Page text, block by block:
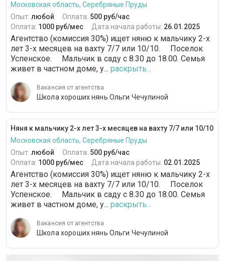
Московская область, Серебряные Пруды
Опыт: любой Оплата: 500 руб/час
Оплата: 1000 руб/мес Дата начала работы: 26.01.2025
Агентство (комиссия 30%) ищет няню к мальчику 2-х
лет 3-х месяцев на вахту 7/7 или 10/10. ⠀ Поселок
Успенское. ⠀ Мальчик в саду с 8.30 до 18.00. Семья
живет в частном доме, у... раскрыть...
Вакансия от агентства
Школа хороших нянь Ольги Чечулиной
Няня к мальчику 2-х лет 3-х месяцев на вахту 7/7 или 10/10
Московская область, Серебряные Пруды
Опыт: любой Оплата: 500 руб/час
Оплата: 1000 руб/мес Дата начала работы: 02.01.2025
Агентство (комиссия 30%) ищет няню к мальчику 2-х
лет 3-х месяцев на вахту 7/7 или 10/10. ⠀ Поселок
Успенское. ⠀ Мальчик в саду с 8.30 до 18.00. Семья
живет в частном доме, у... раскрыть...
Вакансия от агентства
Школа хороших нянь Ольги Чечулиной